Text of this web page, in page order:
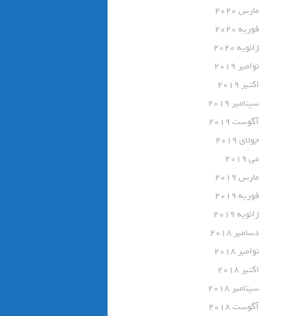
مارس 2020
فوریه 2020
ژانویه 2020
نوامبر 2019
اکتبر 2019
سپتامبر 2019
آگوست 2019
جولای 2019
می 2019
مارس 2019
فوریه 2019
ژانویه 2019
دسامبر 2018
نوامبر 2018
اکتبر 2018
سپتامبر 2018
آگوست 2018